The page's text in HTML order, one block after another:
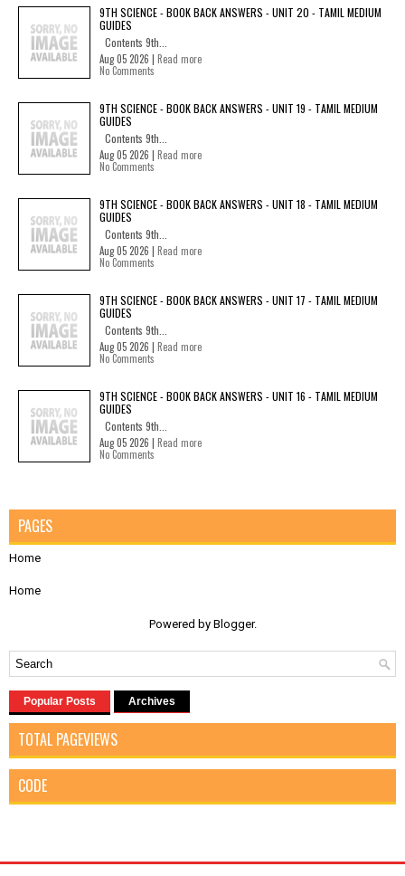
9TH SCIENCE - BOOK BACK ANSWERS - UNIT 20 - TAMIL MEDIUM
GUIDES
Contents 9th...
Aug 05 2026 | Read more
No Comments
9TH SCIENCE - BOOK BACK ANSWERS - UNIT 19 - TAMIL MEDIUM
GUIDES
Contents 9th...
Aug 05 2026 | Read more
No Comments
9TH SCIENCE - BOOK BACK ANSWERS - UNIT 18 - TAMIL MEDIUM
GUIDES
Contents 9th...
Aug 05 2026 | Read more
No Comments
9TH SCIENCE - BOOK BACK ANSWERS - UNIT 17 - TAMIL MEDIUM
GUIDES
Contents 9th...
Aug 05 2026 | Read more
No Comments
9TH SCIENCE - BOOK BACK ANSWERS - UNIT 16 - TAMIL MEDIUM
GUIDES
Contents 9th...
Aug 05 2026 | Read more
No Comments
PAGES
Home
Home
Powered by Blogger.
Popular Posts Archives
TOTAL PAGEVIEWS
CODE